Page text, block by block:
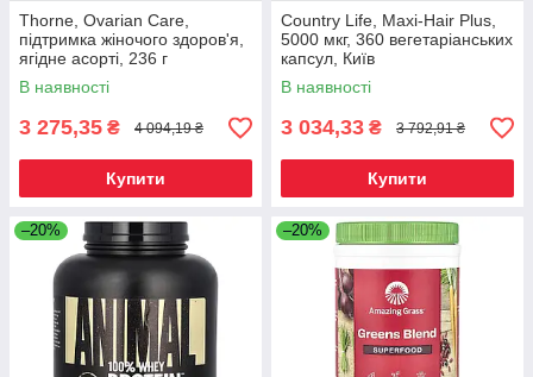
Thorne, Ovarian Care,
підтримка жіночого здоров'я,
ягідне асорті, 236 г
(8,32 унції), Київ
В наявності
3 275,35 ₴ 4 094,19 ₴
Купити
Country Life, Maxi-Hair Plus,
5000 мкг, 360 вегетаріанських
капсул, Київ
В наявності
3 034,33 ₴ 3 792,91 ₴
Купити
–20% –20%